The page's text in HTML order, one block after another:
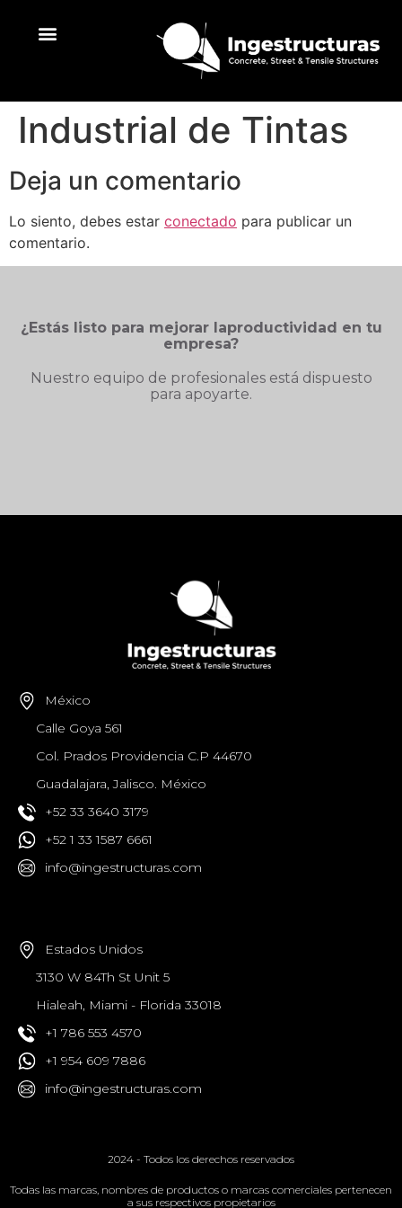
Industrial de Tintas
Deja un comentario
Lo siento, debes estar conectado para publicar un
comentario.
¿Estás listo para mejorar laproductividad en tu
empresa?
Nuestro equipo de profesionales está dispuesto
para apoyarte.
México
Calle Goya 561
Col. Prados Providencia C.P 44670
Guadalajara, Jalisco. México
+52 33 3640 3179
+52 1 33 1587 6661
info@ingestructuras.com
Estados Unidos
3130 W 84Th St Unit 5
Hialeah, Miami - Florida 33018
+1 786 553 4570
+1 954 609 7886
info@ingestructuras.com
2024 - Todos los derechos reservados
Todas las marcas, nombres de productos o marcas comerciales pertenecen
a sus respectivos propietarios